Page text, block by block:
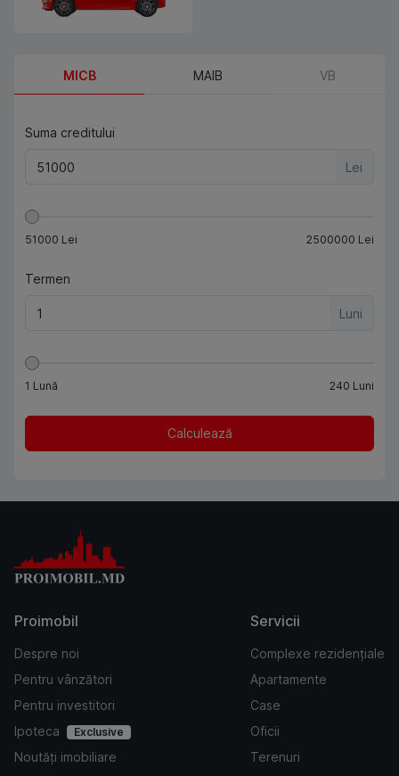
MICB MAIB VB
Suma creditului
Lei
51000 Lei 2500000 Lei
Termen
Luni
1 Lună 240 Luni
Calculează
Proimobil
Despre noi
Pentru vânzători
Pentru investitori
Ipoteca
Exclusive
Noutăți imobiliare
Servicii
Complexe rezidențiale
Apartamente
Case
Oficii
Terenuri